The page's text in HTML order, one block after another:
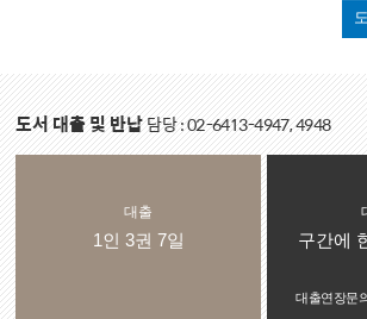
도서 대출 및 반납담당 : 02-6413-4947, 4948
대출
1인 3권 7일 구간에
대출연장문